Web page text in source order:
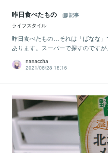
昨日食べたもの
記事
ライフスタイル
昨日食べたもの…それは「ばなな
あります。スーパーで探すのです
nanaccha
2021/08/28 18:16